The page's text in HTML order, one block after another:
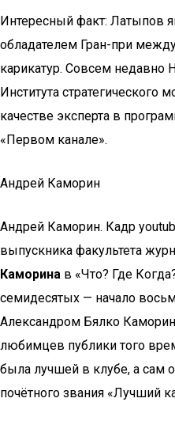
Интересный факт: Латыпов
обладателем Гран-при
карикатур. Совсем недавно
Института стратегического
качестве эксперта в
«Первом канале».
Андрей Каморин
Андрей Каморин. Кадр
выпускника факультета
Каморина в «Что? Где
семидесятых — начало
Александром Бялко
любимцев публики того
была лучшей в клубе, а сам
почётного звания «Лучший